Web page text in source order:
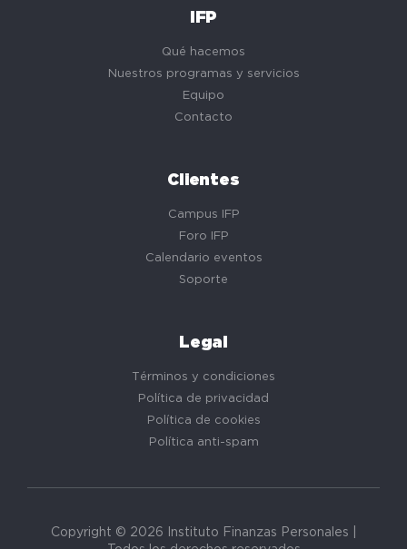
IFP
Qué hacemos
Nuestros programas y servicios
Equipo
Contacto
Clientes
Campus IFP
Foro IFP
Calendario eventos
Soporte
Legal
Términos y condiciones
Política de privacidad
Política de cookies
Política anti-spam
Copyright © 2026 Instituto Finanzas Personales |